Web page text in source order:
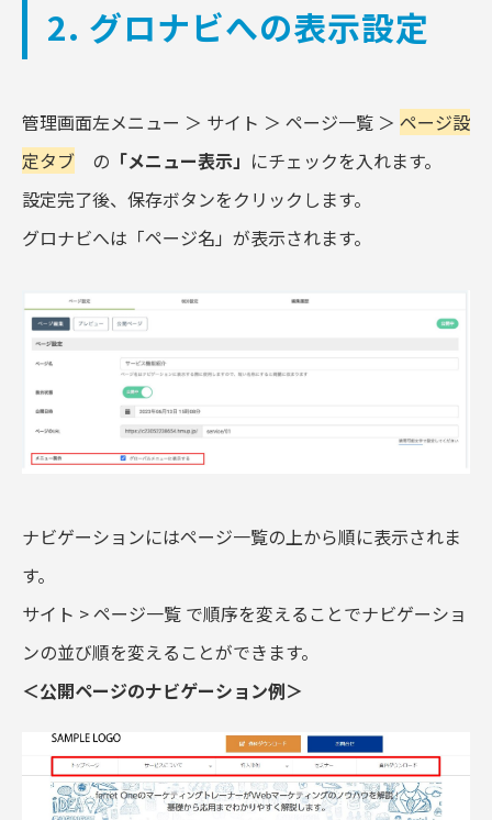
2. グロナビへの表示設定
管理画面左メニュー ＞ サイト ＞ ページ一覧 ＞ ページ設
定タブ の 「メニュー表示」 にチェックを入れます。
設定完了後、保存ボタンをクリックします。
グロナビへは「ページ名」が表示されます。
ナビゲーションにはページ一覧の上から順に表示されま
す。
サイト > ページ一覧 で順序を変えることでナビゲーショ
ンの並び順を変えることができます。
＜公開ページのナビゲーション例＞